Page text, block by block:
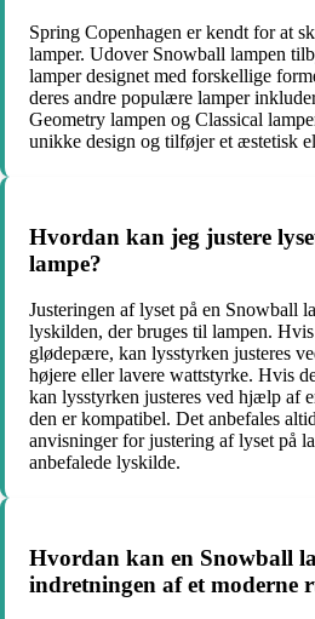
Spring Copenhagen er kendt for at
lamper. Udover Snowball lampen
lamper designet med forskellige
deres andre populære lamper
Geometry lampen og Classical
unikke design og tilføjer et æstetisk
Hvordan kan jeg justere
lampe?
Justeringen af lyset på en Snowball
lyskilden, der bruges til lampen.
glødepære, kan lysstyrken justeres
højere eller lavere wattstyrke. Hvis
kan lysstyrken justeres ved hjælp af
den er kompatibel. Det anbefales
anvisninger for justering af lyset på
anbefalede lyskilde.
Hvordan kan en Snowball
indretningen af et moderne